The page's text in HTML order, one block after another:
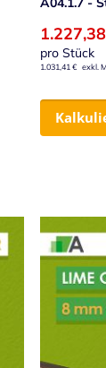
pro Stück
1.031,41 €